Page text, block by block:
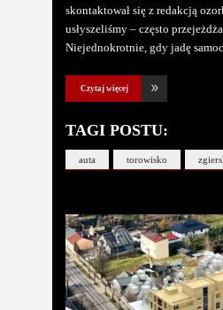
skontaktował się z redakcją
usłyszeliśmy – często
Niejednokrotnie, gdy jadę
Czytaj więcej
TAGI POSTU:
auta torowisko